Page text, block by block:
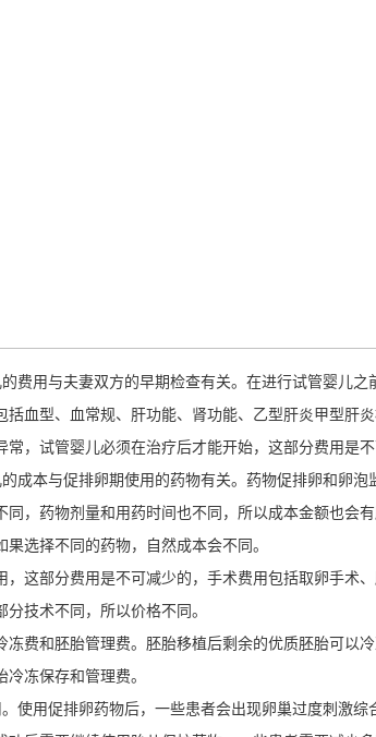
用与夫妻双方的早期检查有关。在进行试管婴儿之
括血型、血常规、肝功能、肾功能、乙型肝炎甲型肝
常，试管婴儿必须在治疗后才能开始，这部分费用是不
本与促排卵期使用的药物有关。药物促排卵和卵泡
同，药物剂量和用药时间也不同，所以成本金额也会
果选择不同的药物，自然成本会不同。
部分费用是不可减少的，手术费用包括取卵手术
分技术不同，所以价格不同。
和胚胎管理费。胚胎移植后剩余的优质胚胎可以
冻保存和管理费。
用促排卵药物后，一些患者会出现卵巢过度刺激综